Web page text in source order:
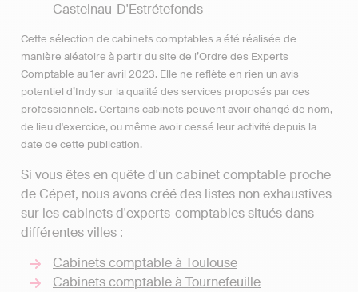
Castelnau-D'Estrétefonds
Cette sélection de cabinets comptables a été réalisée de
manière aléatoire à partir du site de l’Ordre des Experts
Comptable au 1er avril 2023. Elle ne reflète en rien un avis
potentiel d’Indy sur la qualité des services proposés par ces
professionnels. Certains cabinets peuvent avoir changé de nom,
de lieu d'exercice, ou même avoir cessé leur activité depuis la
date de cette publication.
Si vous êtes en quête d'un cabinet comptable proche
de Cépet, nous avons créé des listes non exhaustives
sur les cabinets d'experts-comptables situés dans
différentes villes :
Cabinets comptable à Toulouse
Cabinets comptable à Tournefeuille